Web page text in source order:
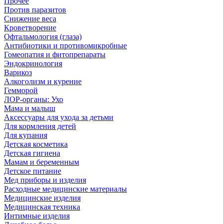
Против паразитов
Снижение веса
Кроветворение
Офтальмология (глаза)
Антибиотики и противомикробные
Гомеопатия и фитопрепараты
Эндокринология
Варикоз
Алкоголизм и курение
Гемморой
ЛОР-органы: Ухо
Мама и малыш
Аксессуары для ухода за детьми
Для кормления детей
Для купания
Детская косметика
Детская гигиена
Мамам и беременным
Детское питание
Мед приборы и изделия
Расходные медицинские материалы
Медицинские изделия
Медицинская техника
Интимные изделия